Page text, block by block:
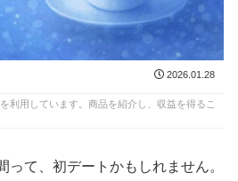
2026.01.28
利用しています。商品を紹介し、収益を得るこ
って、初デートかもしれません。